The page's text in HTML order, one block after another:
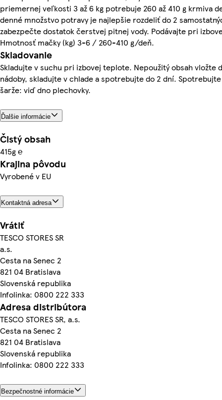
priemernej veľkosti 3 až 6 kg potrebuje 260 až 410 g krmiva
denné množstvo potravy je najlepšie rozdeliť do 2
zabezpečte dostatok čerstvej pitnej vody. Podávajte pri
Hmotnosť mačky (kg) 3-6 / 260-410 g/deň.
Skladovanie
Skladujte v suchu pri izbovej teplote. Nepoužitý obsah vložte
nádoby, skladujte v chlade a spotrebujte do 2 dní.
šarže: viď dno plechovky.
Ďalšie informácie
Čistý obsah
415g ℮
Krajina pôvodu
Vyrobené v EU
Kontaktná adresa
Vrátiť
TESCO STORES SR
a.s.
Cesta na Senec 2
821 04 Bratislava
Slovenská republika
Infolinka: 0800 222 333
Adresa distribútora
TESCO STORES SR, a.s.
Cesta na Senec 2
821 04 Bratislava
Slovenská republika
Infolinka: 0800 222 333
Bezpečnostné informácie